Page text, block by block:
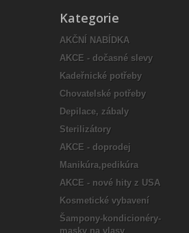
Kategorie
AKČNÍ NABÍDKA
AKCE - dočasné slevy
Kadeřnické potřeby
Chovatelské potřeby
Depilace, zábaly
Sterilizátory
AKCE - doprodej
Manikúra,pedikúra
AKCE - nové hity z USA
Kosmetické vybavení
Šampony-kondicionéry-
masky na vlasy